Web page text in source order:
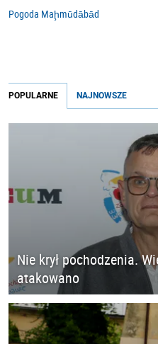
Pogoda Maḩmūdābād
POPULARNE NAJNOWSZE
Nie krył pochodzenia.
atakowano